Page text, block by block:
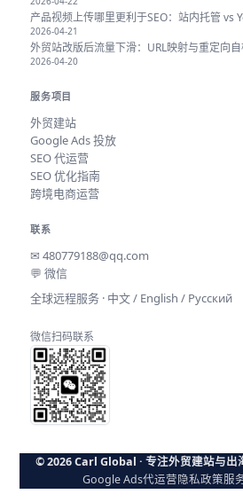
产品视频上传哪里更利于SEO：站内托管 vs
2026-04-21
外贸站改版后流量下滑：URL映射与重定向
2026-04-20
服务项目
外贸建站
Google Ads 投放
SEO 代运营
SEO 优化指南
跨境电商运营
联系
✉480779188@qq.com
💬 微信
全球远程服务 · 中文 / English / Русский
微信扫码联系
© 2026 Carl Global · 专注外贸建站与出
Google Ads代运营隐私政策服